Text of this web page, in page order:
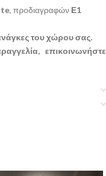
, προδιαγραφών Ε1
του χώρου σας.
επικοινωνήστε